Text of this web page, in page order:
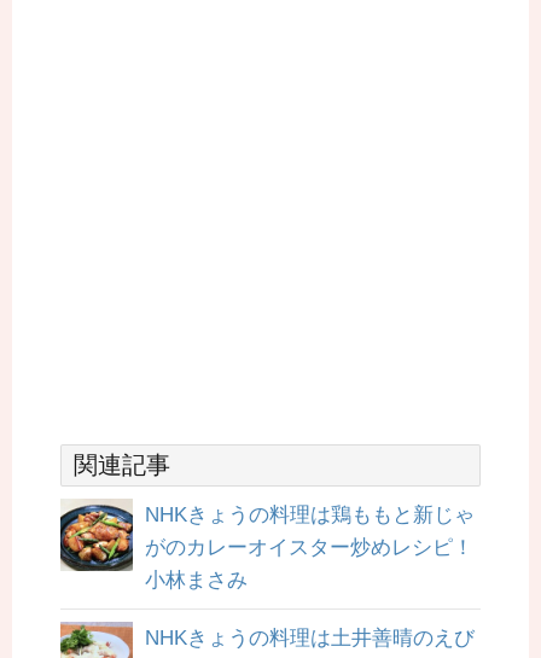
関連記事
NHKきょうの料理は鶏ももと新じゃ
がのカレーオイスター炒めレシピ！
小林まさみ
NHKきょうの料理は土井善晴のえび